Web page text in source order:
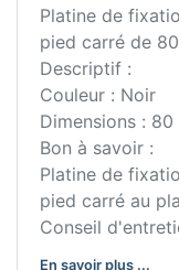
Platine de
pied carré de
Descriptif :
Couleur : Noir
Dimensions :
Bon à savoir :
Platine de
pied carré au
Conseil
Ne pas utiliser
En savoir plus ...